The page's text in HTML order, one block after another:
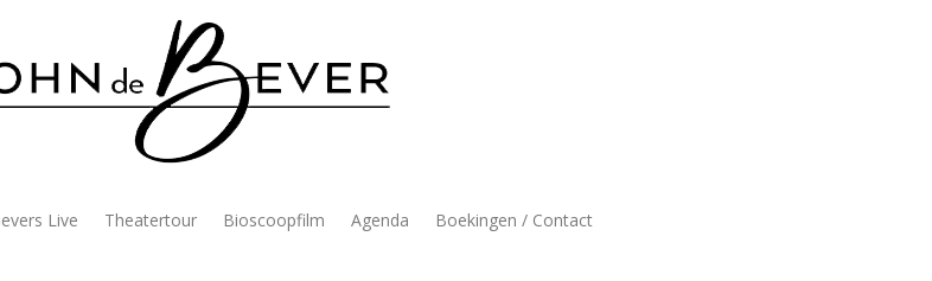
Live Theatertour Bioscoopfilm Agenda Boekingen / Contact